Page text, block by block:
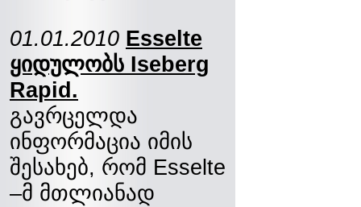
01.01.2010 Esselte
ყიდულობს Iseberg
Rapid.
გავრცელდა
ინფორმაცია იმის
შესახებ, რომ Esselte
–მ მთლიანად